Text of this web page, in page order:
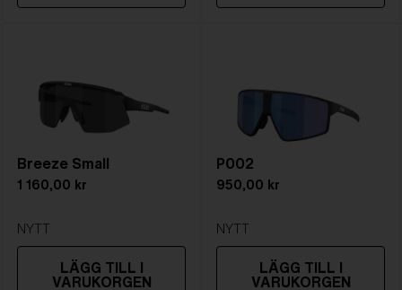
Breeze Small
1 160,00 kr
NYTT
LÄGG TILL I
VARUKORGEN
P002
950,00 kr
NYTT
LÄGG TILL I
VARUKORGEN